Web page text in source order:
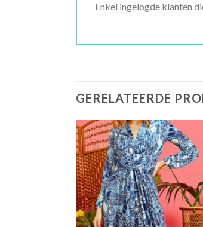
Enkel ingelogde klanten
GERELATEERDE